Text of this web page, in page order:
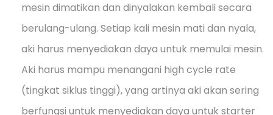
mesin dimatikan dan dinyalakan kembali secara
berulang-ulang. Setiap kali mesin mati dan nyala,
aki harus menyediakan daya untuk memulai mesin.
Aki harus mampu menangani high cycle rate
(tingkat siklus tinggi), yang artinya aki akan sering
berfungsi untuk menyediakan daya untuk starter